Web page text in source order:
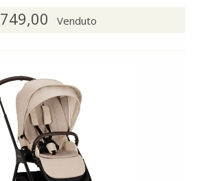
749,00 Venduto